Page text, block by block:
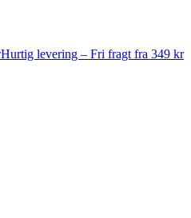
Hurtig levering – Fri fragt fra 349 kr